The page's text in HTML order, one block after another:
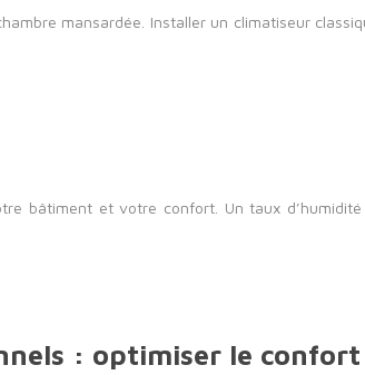
mansardée. Installer un climatiseur
bâtiment et votre confort. Un taux
: optimiser le